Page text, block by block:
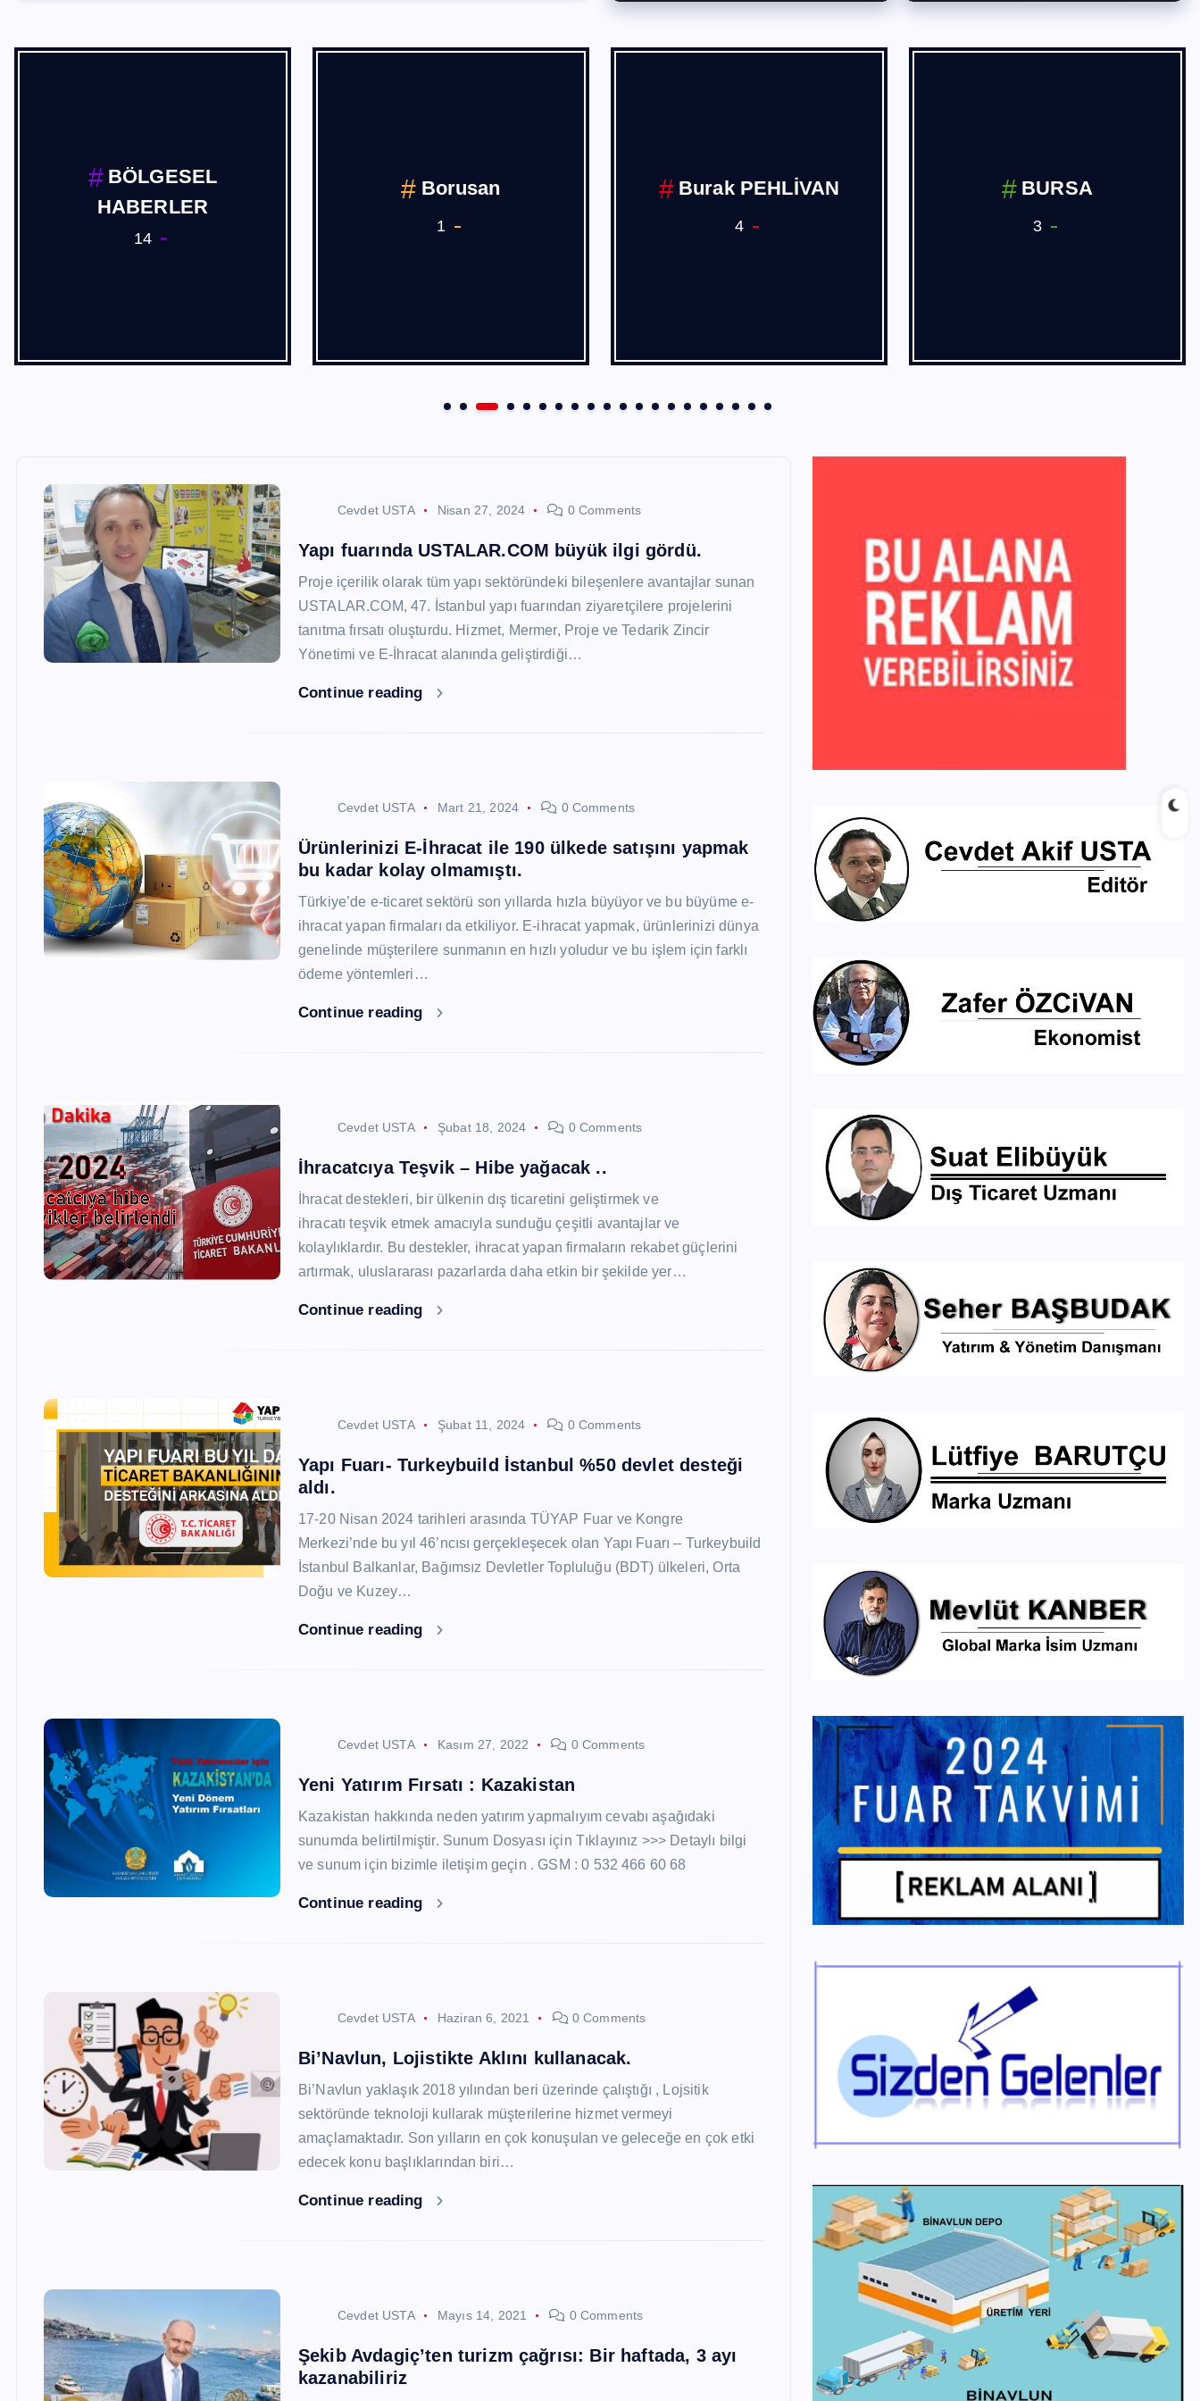
BÖLGESEL
HABERLER
14
Borusan
1
Burak PEHLİVAN
4
BURSA
3
Cevdet USTA Nisan 27, 2024 0 Comments
Yapı fuarında USTALAR.COM büyük ilgi gördü.
Proje içerilik olarak tüm yapı sektöründeki bileşenlere avantajlar sunan
USTALAR.COM, 47. İstanbul yapı fuarından ziyaretçilere projelerini
tanıtma fırsatı oluşturdu. Hizmet, Mermer, Proje ve Tedarik Zincir
Yönetimi ve E-İhracat alanında geliştirdiği…
Continue reading
Cevdet USTA Mart 21, 2024 0 Comments
Ürünlerinizi E-İhracat ile 190 ülkede satışını yapmak
bu kadar kolay olmamıştı.
Türkiye’de e-ticaret sektörü son yıllarda hızla büyüyor ve bu büyüme e-
ihracat yapan firmaları da etkiliyor. E-ihracat yapmak, ürünlerinizi dünya
genelinde müşterilere sunmanın en hızlı yoludur ve bu işlem için farklı
ödeme yöntemleri…
Continue reading
Cevdet USTA Şubat 18, 2024 0 Comments
İhracatcıya Teşvik – Hibe yağacak ..
İhracat destekleri, bir ülkenin dış ticaretini geliştirmek ve
ihracatı teşvik etmek amacıyla sunduğu çeşitli avantajlar ve
kolaylıklardır. Bu destekler, ihracat yapan firmaların rekabet güçlerini
artırmak, uluslararası pazarlarda daha etkin bir şekilde yer…
Continue reading
Cevdet USTA Şubat 11, 2024 0 Comments
Yapı Fuarı- Turkeybuild İstanbul %50 devlet desteği
aldı.
17-20 Nisan 2024 tarihleri arasında TÜYAP Fuar ve Kongre
Merkezi’nde bu yıl 46’ncısı gerçekleşecek olan Yapı Fuarı – Turkeybuild
İstanbul Balkanlar, Bağımsız Devletler Topluluğu (BDT) ülkeleri, Orta
Doğu ve Kuzey…
Continue reading
Cevdet USTA Kasım 27, 2022 0 Comments
Yeni Yatırım Fırsatı : Kazakistan
Kazakistan hakkında neden yatırım yapmalıyım cevabı aşağıdaki
sunumda belirtilmiştir. Sunum Dosyası için Tıklayınız >>> Detaylı bilgi
ve sunum için bizimle iletişim geçin . GSM : 0 532 466 60 68
Continue reading
Cevdet USTA Haziran 6, 2021 0 Comments
Bi’Navlun, Lojistikte Aklını kullanacak.
Bi’Navlun yaklaşık 2018 yılından beri üzerinde çalıştığı , Lojsitik
sektöründe teknoloji kullarak müşterilerine hizmet vermeyi
amaçlamaktadır. Son yılların en çok konuşulan ve geleceğe en çok etki
edecek konu başlıklarından biri…
Continue reading
Cevdet USTA Mayıs 14, 2021 0 Comments
Şekib Avdagiç’ten turizm çağrısı: Bir haftada, 3 ayı
kazanabiliriz